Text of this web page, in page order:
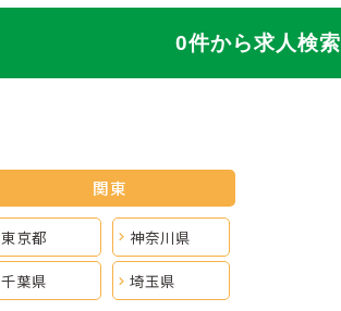
0件から求人検索
関東
東京都 神奈川県
千葉県 埼玉県